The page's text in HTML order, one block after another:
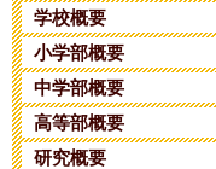
学校概要
小学部概要
中学部概要
高等部概要
研究概要